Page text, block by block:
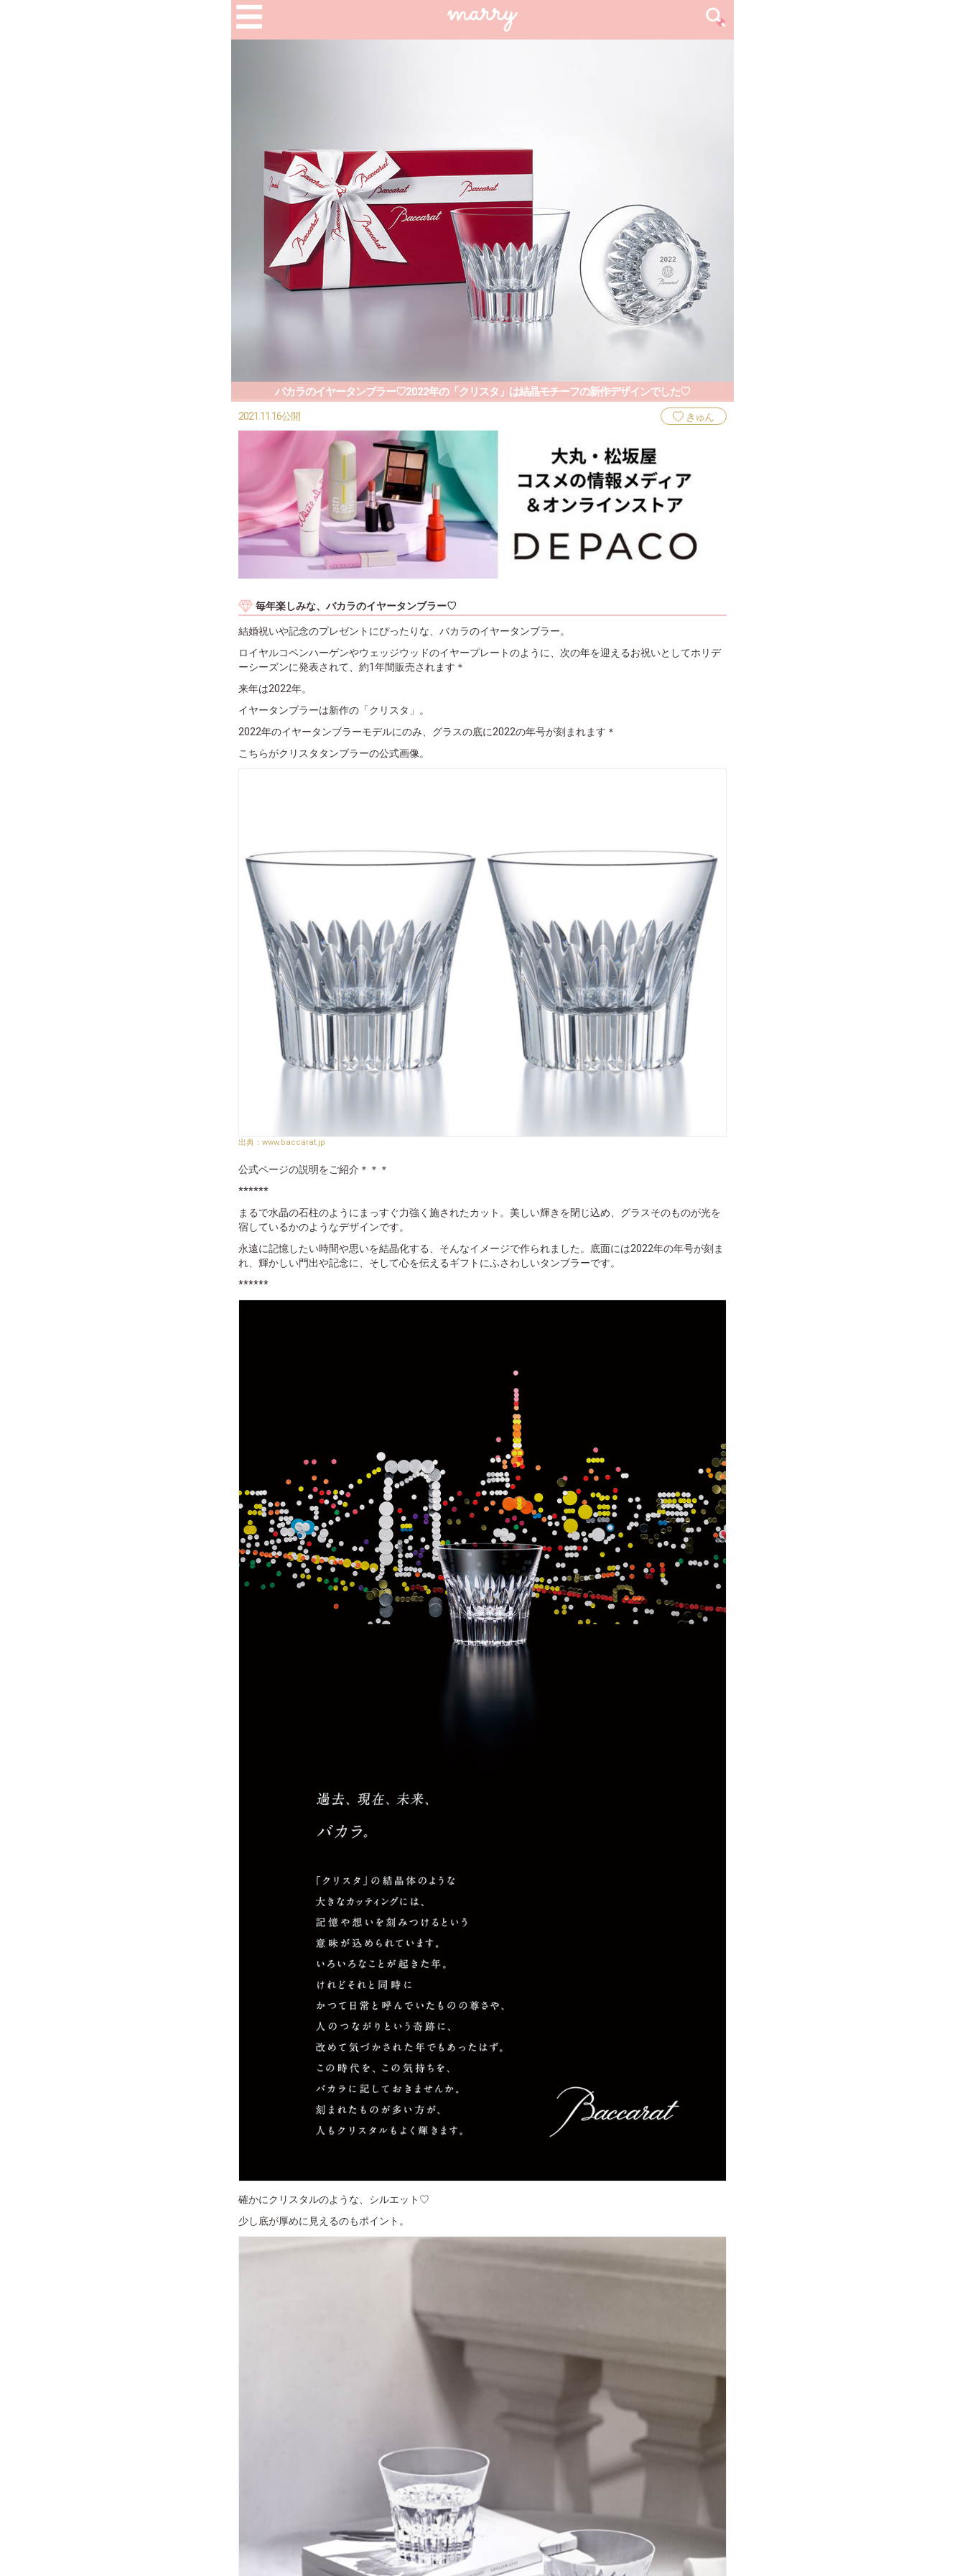
バカラのイヤータンブラー♡2022年の「クリスタ」は結晶モチーフの新作デザインでした♡
2021.11.16公開 きゅん
毎年楽しみな、バカラのイヤータンブラー♡
結婚祝いや記念のプレゼントにぴったりな、バカラのイヤータンブラー。
ロイヤルコペンハーゲンやウェッジウッドのイヤープレートのように、次の年を迎えるお祝いとしてホリデ
ーシーズンに発表されて、約1年間販売されます＊
来年は2022年。
イヤータンブラーは新作の「クリスタ」。
2022年のイヤータンブラーモデルにのみ、グラスの底に2022の年号が刻まれます＊
こちらがクリスタタンブラーの公式画像。
www.baccarat.jp
公式ページの説明をご紹介＊＊＊
******
まるで⽔晶の⽯柱のようにまっすぐ⼒強く施されたカット。美しい輝きを閉じ込め、グラスそのものが光を
宿しているかのようなデザインです。
永遠に記憶したい時間や思いを結晶化する、そんなイメージで作られました。底面には2022年の年号が刻ま
れ、輝かしい門出や記念に、そして⼼を伝えるギフトにふさわしいタンブラーです。
******
確かにクリスタルのような、シルエット♡
少し底が厚めに見えるのもポイント。